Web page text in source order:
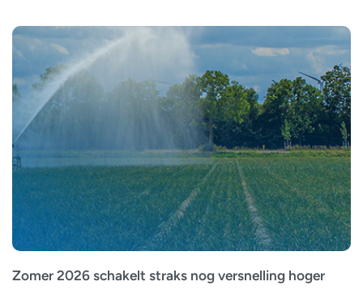
Zomer 2026 schakelt straks nog versnelling hoger